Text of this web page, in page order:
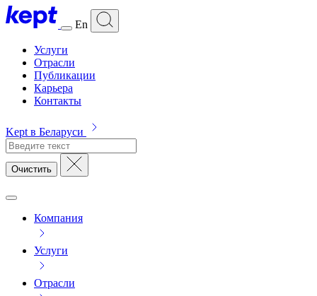
En
Услуги
Отрасли
Публикации
Карьера
Контакты
Kept в Беларуси
Очистить
Компания
Услуги
Отрасли